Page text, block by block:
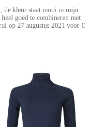
de kleur staat mooi in mijn
goed te combineren met
op 27 augustus 2021 voor €